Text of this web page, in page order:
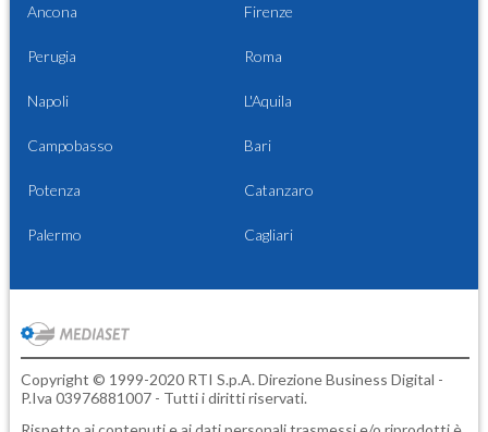
Ancona Firenze
Perugia Roma
Napoli L'Aquila
Campobasso Bari
Potenza Catanzaro
Palermo Cagliari
Copyright © 1999-2020 RTI S.p.A. Direzione Business Digital -
P.Iva 03976881007 - Tutti i diritti riservati.